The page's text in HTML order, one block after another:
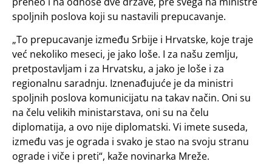
spoljnih poslova koji su nastavili prepucavanje.
„To prepucavanje između Srbije i Hrvatske, koje traje
već nekoliko meseci, je jako loše. I za našu zemlju,
pretpostavljam i za Hrvatsku, a jako je loše i za
regionalnu saradnju. Iznenađujuće je da ministri
spoljnih poslova komunicijatu na takav način. Oni su
na čelu velikih ministarstava, oni su na čelu
diplomatija, a ovo nije diplomatski. Vi imete suseda,
između vas je ograda i svako je stao na svoju stranu
ograde i viče i preti“, kaže novinarka Mreže.